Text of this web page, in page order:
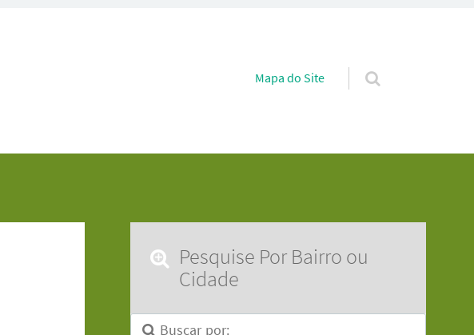
Pular para o conteúdo
Mapa do Site
Pesquise Por Bairro ou
Cidade